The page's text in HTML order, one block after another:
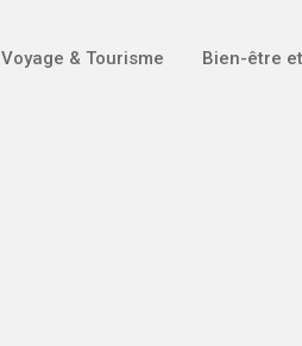
Voyage & Tourisme Bien-être